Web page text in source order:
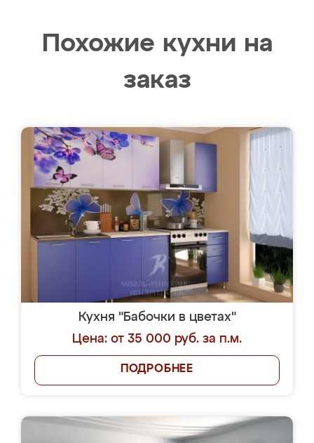
Похожие кухни на
заказ
Кухня "Бабочки в цветах"
Цена: от 35 000 руб. за п.м.
ПОДРОБНЕЕ